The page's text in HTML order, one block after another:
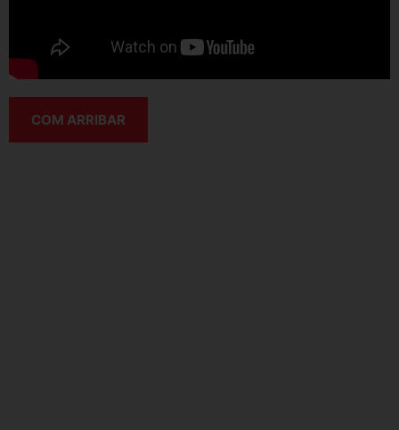
COM ARRIBAR